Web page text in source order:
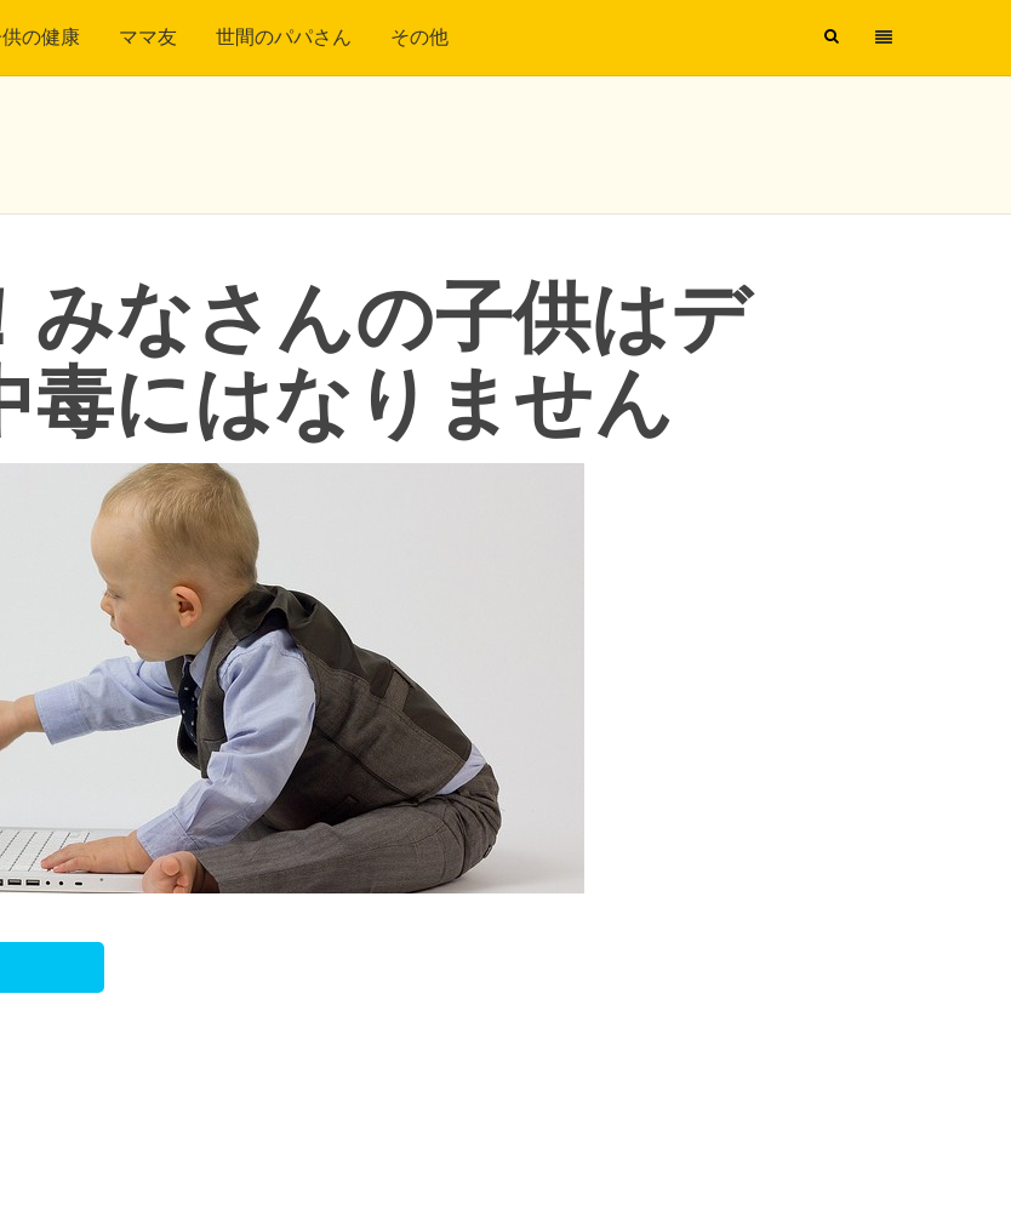
の健康 ママ友 世間のパパさん その他
みなさんの子供はデ
毒にはなりません